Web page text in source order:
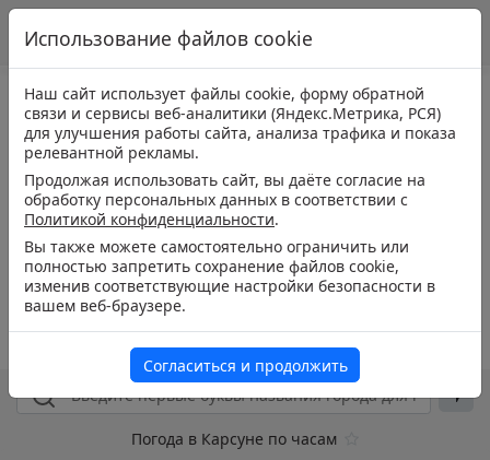
Погода в Карсуне по часам
Использование файлов cookie
Наш сайт использует файлы cookie, форму обратной
связи и сервисы веб-аналитики (Яндекс.Метрика, РСЯ)
для улучшения работы сайта, анализа трафика и показа
релевантной рекламы.
Продолжая использовать сайт, вы даёте согласие на
обработку персональных данных в соответствии с
Политикой конфиденциальности.
Вы также можете самостоятельно ограничить или
полностью запретить сохранение файлов cookie,
изменив соответствующие настройки безопасности в
вашем веб-браузере.
Согласиться и продолжить